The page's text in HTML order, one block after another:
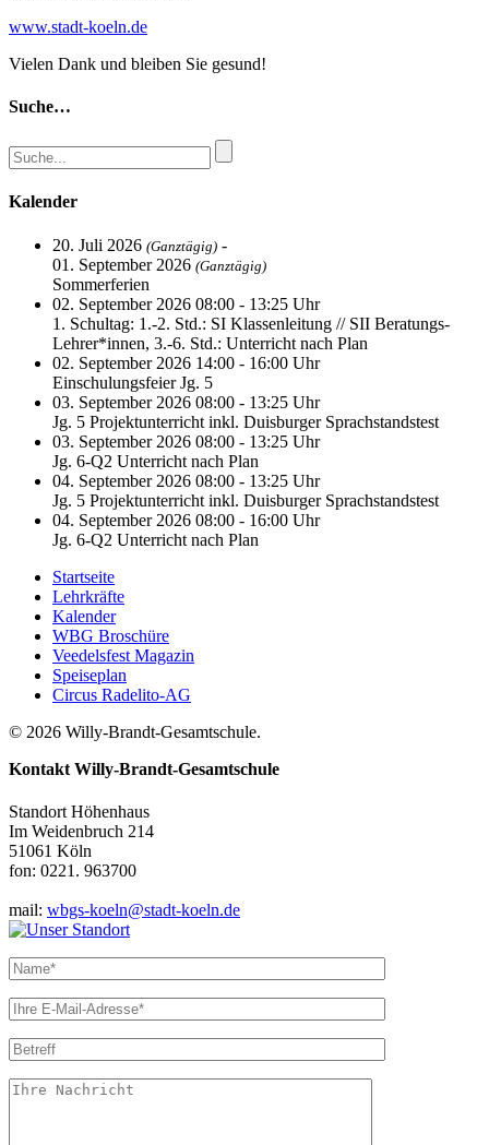
www.stadt-koeln.de
Vielen Dank und bleiben Sie gesund!
Suche…
Kalender
20. Juli 2026 (Ganztägig) -
01. September 2026 (Ganztägig)
Sommerferien
02. September 2026 08:00 - 13:25 Uhr
1. Schultag: 1.-2. Std.: SI Klassenleitung // SII Beratungs-
Lehrer*innen, 3.-6. Std.: Unterricht nach Plan
02. September 2026 14:00 - 16:00 Uhr
Einschulungsfeier Jg. 5
03. September 2026 08:00 - 13:25 Uhr
Jg. 5 Projektunterricht inkl. Duisburger Sprachstandstest
03. September 2026 08:00 - 13:25 Uhr
Jg. 6-Q2 Unterricht nach Plan
04. September 2026 08:00 - 13:25 Uhr
Jg. 5 Projektunterricht inkl. Duisburger Sprachstandstest
04. September 2026 08:00 - 16:00 Uhr
Jg. 6-Q2 Unterricht nach Plan
Startseite
Lehrkräfte
Kalender
WBG Broschüre
Veedelsfest Magazin
Speiseplan
Circus Radelito-AG
© 2026 Willy-Brandt-Gesamtschule.
Kontakt Willy-Brandt-Gesamtschule
Standort Höhenhaus
Im Weidenbruch 214
51061 Köln
fon: 0221. 963700
mail: wbgs-koeln@stadt-koeln.de